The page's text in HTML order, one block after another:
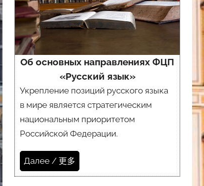
Об основных направлениях ФЦП
«Русский язык»
Укрепление позиций русского языка
в мире является стратегическим
национальным приоритетом
Российской Федерации.
Далее / 更多